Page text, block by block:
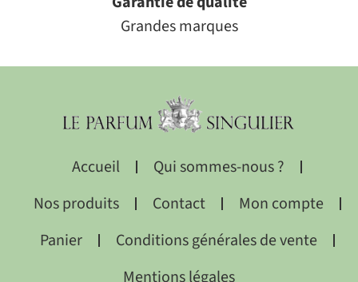
Grandes marques
Accueil
Qui sommes-nous ?
Nos produits
Contact
Mon compte
Panier
Conditions générales de vente
Mentions légales